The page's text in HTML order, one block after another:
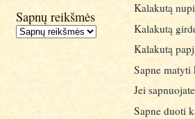
Sapnų reikšmės
Kalakutą
Kalakutą
Kalakutą
Sapne
Jei
Sapne duoti